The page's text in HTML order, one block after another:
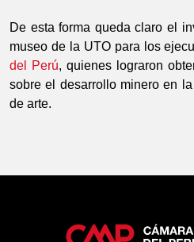
De esta forma queda claro el
museo de la UTO para los
del Perú, quienes lograron
sobre el desarrollo minero en
de arte.